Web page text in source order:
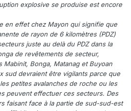
explosive se produise est encore
en effet chez Mayon qui signifie que
de rayon de 6 kilomètres (PDZ)
juste au delà du PDZ dans la
de revêtements de secteur,
Mabinit, Bonga, Matanag et Buyoan
sud devraient être vigilants parce que
petites avalanches de roche ou les
peuvent effectuer ces secteurs. Des
faisant face à la partie de sud-sud-est